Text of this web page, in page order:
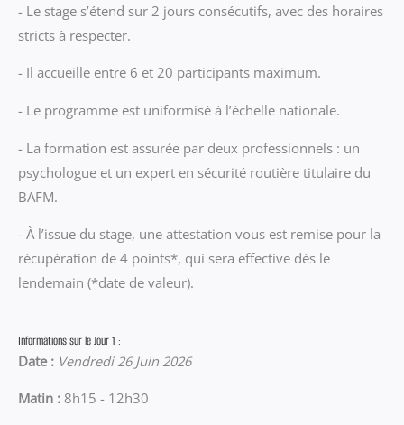
samedi
27
juin
- Le stage s’étend sur 2 jours consécutifs, avec des horaires
stricts à respecter.
- Il accueille entre 6 et 20 participants maximum.
- Le programme est uniformisé à l’échelle nationale.
- La formation est assurée par deux professionnels : un
psychologue et un expert en sécurité routière titulaire du
BAFM.
- À l’issue du stage, une attestation vous est remise pour la
récupération de 4 points*, qui sera effective dès le
lendemain (*date de valeur).
Informations sur le Jour 1 :
Date : Vendredi 26 Juin 2026
Matin : 8h15 - 12h30